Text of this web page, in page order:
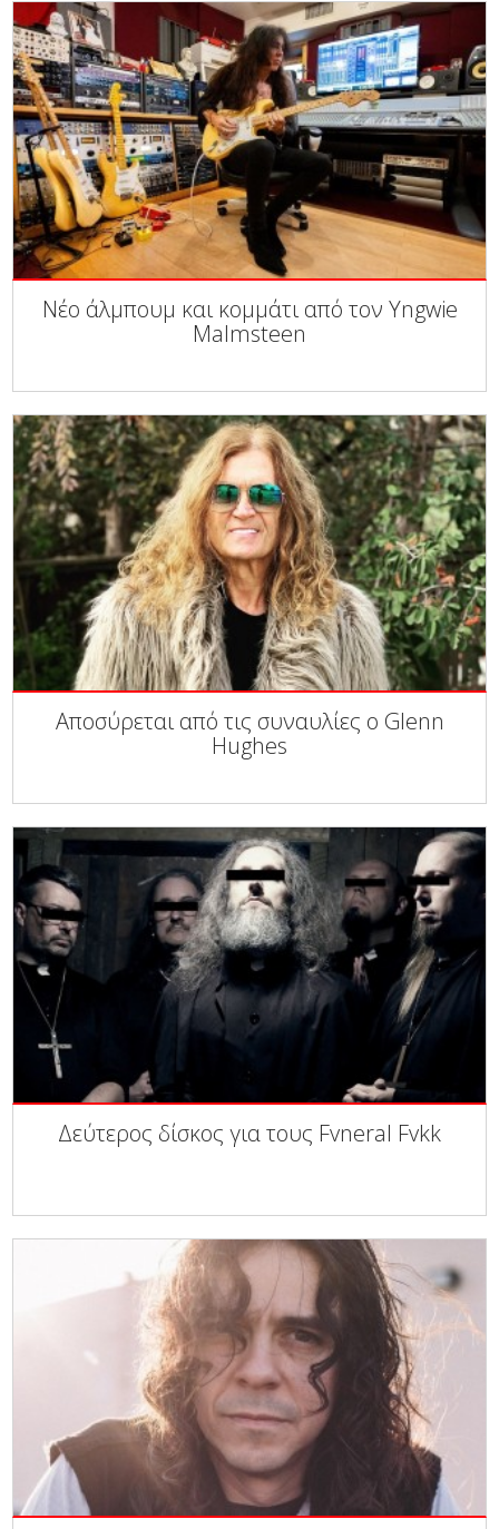
Νέο άλμπουμ και κομμάτι από τον Yngwie
Malmsteen
Αποσύρεται από τις συναυλίες ο Glenn
Hughes
Δεύτερος δίσκος για τους Fvneral Fvkk